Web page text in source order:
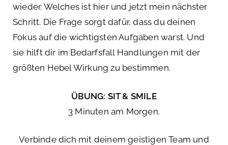
wieder. Welches ist hier und jetzt mein nächster
Schritt. Die Frage sorgt dafür, dass du deinen
Fokus auf die wichtigsten Aufgaben warst. Und
sie hilft dir im Bedarfsfall Handlungen mit der
größten Hebel Wirkung zu bestimmen.
ÜBUNG: SIT & SMILE
3 Minuten am Morgen.
Verbinde dich mit deinem geistigen Team und